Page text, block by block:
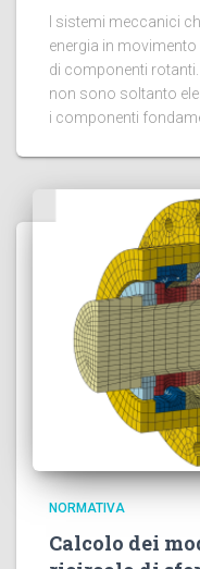
I sistemi meccanici
energia in
di componenti
non sono soltanto
i componenti
NORMATIVA
Calcolo dei